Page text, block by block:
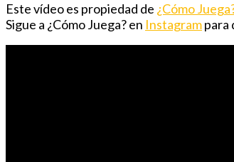
Este vídeo es propiedad de ¿Cómo
Sigue a ¿Cómo Juega? en Instagrampara